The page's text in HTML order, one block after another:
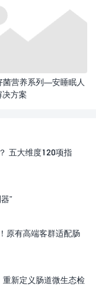
菌营养系列—安睡眠人
方案
五大维度120项指
”
原有高端客群适配肠
新定义肠道微生态检